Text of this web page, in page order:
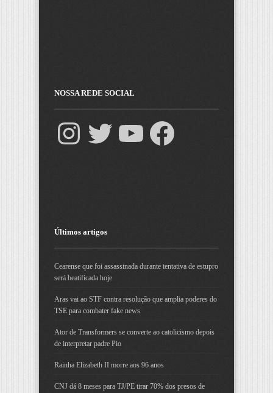
NOSSA REDE SOCIAL
Últimos artigos
Cearense que foi assassinada durante tentativa de estupro
será beatificada hoje
Aras vai ao STF contra resolução que amplia poderes do
TSE para combater fake news
Ator de Transformers se converte ao catolicismo depois
de interpretar padre Pio
Rainha Elizabeth II morre aos 96 anos
CNJ dá 8 meses para TJ/PE tirar 70% dos presos de